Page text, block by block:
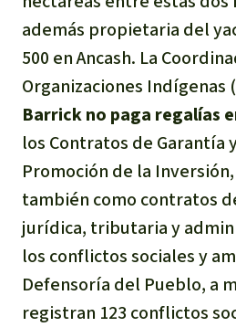
además propietaria del
500 en Ancash. La
Organizaciones Indígenas
Barrick no paga regalías
los Contratos de Garantía
Promoción de la
también como contratos
jurídica, tributaria y
los conflictos sociales y
Defensoría del Pueblo, a
registran 123 conflictos